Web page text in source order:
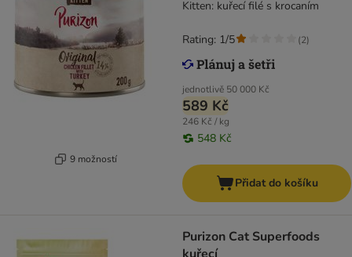
9 možností
Kitten: kuřecí filé s krocaním
jednotlivě 50 000 Kč
589 Kč
246 Kč / kg
548 Kč
Rating: 1/5 (2)
Přidat do košíku
Purizon Cat Superfoods